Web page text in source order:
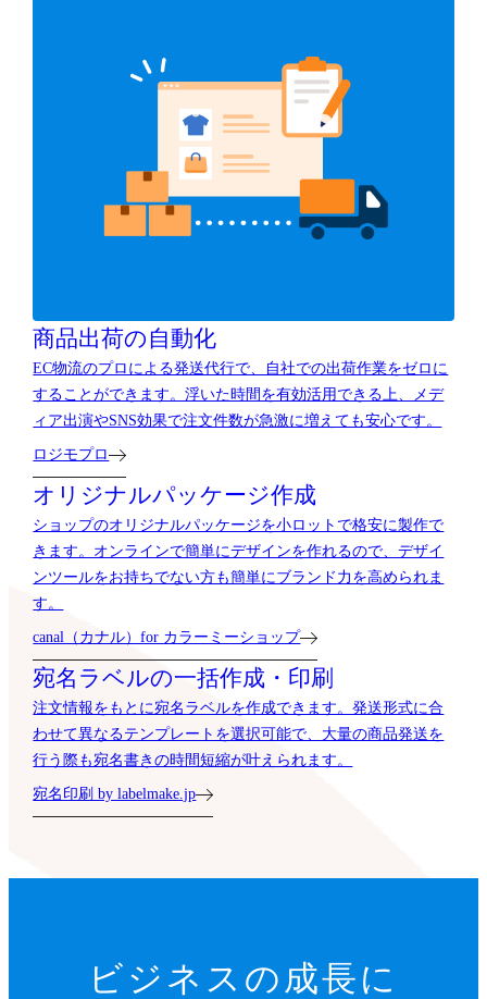
商品出荷の自動化
EC物流のプロによる発送代行で、自社での出荷作業をゼロに
することができます。浮いた時間を有効活用できる上、メデ
ィア出演やSNS効果で注文件数が急激に増えても安心です。
ロジモプロ
オリジナルパッケージ作成
ショップのオリジナルパッケージを小ロットで格安に製作で
きます。オンラインで簡単にデザインを作れるので、デザイ
ンツールをお持ちでない方も簡単にブランド力を高められま
す。
canal（カナル）for カラーミーショップ
宛名ラベルの一括作成・印刷
注文情報をもとに宛名ラベルを作成できます。発送形式に合
わせて異なるテンプレートを選択可能で、大量の商品発送を
行う際も宛名書きの時間短縮が叶えられます。
宛名印刷 by labelmake.jp
ビジネスの成長に